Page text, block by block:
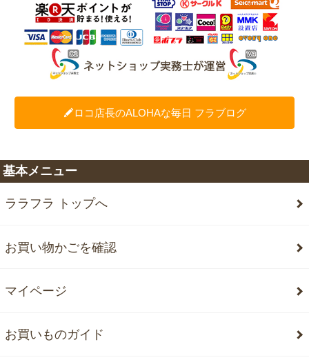
ロコ店長のALOHAな毎日 フラブログ
基本メニュー
ララフラ トップへ
お買い物かごを確認
マイページ
お買いものガイド